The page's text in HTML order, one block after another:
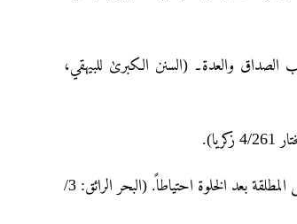
الصداق والعدۃ۔ (السنن الکبریٰ للبیهقي،
والخلوۃ بلا مرض أحدهما کالوطء ولو مجبوبًا أو عنینًا أو خصیًا، وتجب العدۃ فیها، أي تجب العدۃ علی المطلقة بعد الخلوۃ احتیاطاً. (البحر الرائق: 3/